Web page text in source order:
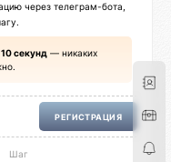
через телеграм-бота,
10 секунд — никаких
РЕГИСТРАЦИЯ
Шаг